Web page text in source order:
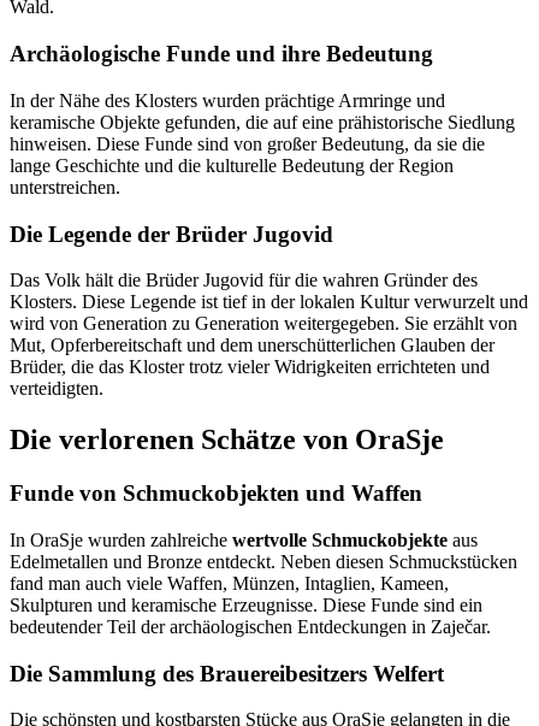
Wald.
Archäologische Funde und ihre Bedeutung
In der Nähe des Klosters wurden prächtige Armringe und
keramische Objekte gefunden, die auf eine prähistorische Siedlung
hinweisen. Diese Funde sind von großer Bedeutung, da sie die
lange Geschichte und die kulturelle Bedeutung der Region
unterstreichen.
Die Legende der Brüder Jugovid
Das Volk hält die Brüder Jugovid für die wahren Gründer des
Klosters. Diese Legende ist tief in der lokalen Kultur verwurzelt und
wird von Generation zu Generation weitergegeben. Sie erzählt von
Mut, Opferbereitschaft und dem unerschütterlichen Glauben der
Brüder, die das Kloster trotz vieler Widrigkeiten errichteten und
verteidigten.
Die verlorenen Schätze von OraSje
Funde von Schmuckobjekten und Waffen
In OraSje wurden zahlreiche wertvolle Schmuckobjekte aus
Edelmetallen und Bronze entdeckt. Neben diesen Schmuckstücken
fand man auch viele Waffen, Münzen, Intaglien, Kameen,
Skulpturen und keramische Erzeugnisse. Diese Funde sind ein
bedeutender Teil der archäologischen Entdeckungen in Zaječar.
Die Sammlung des Brauereibesitzers Welfert
Die schönsten und kostbarsten Stücke aus OraSje gelangten in die